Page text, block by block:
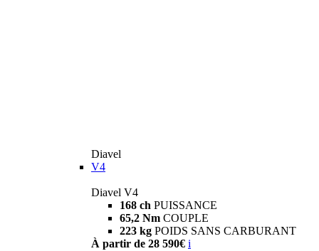
Diavel
V4
Diavel V4
168 ch PUISSANCE
65,2 Nm COUPLE
223 kg POIDS SANS CARBURANT
À partir de 28 590€ i